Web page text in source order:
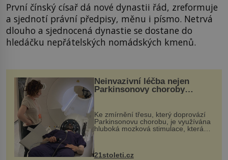
První čínský císař dá nové dynastii řád, zreformuje
a sjednotí právní předpisy, měnu i písmo. Netrvá
dlouho a sjednocená dynastie se dostane do
hledáčku nepřátelských nomádských kmenů.
Neinvazivní léčba nejen
Parkinsonovy choroby
Ke zmírnění třesu, který doprovází
Parkinsonovu chorobu, je využívána
hluboká mozková stimulace, která
však vyžaduje vysoce invazivní
k dostatečně přesnému zacílení ...
21stoleti.cz